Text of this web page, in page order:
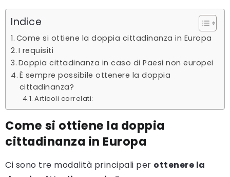
Indice
Come si ottiene la doppia cittadinanza in Europa
I requisiti
Doppia cittadinanza in caso di Paesi non europei
È sempre possibile ottenere la doppia
cittadinanza?
Articoli correlati:
Come si ottiene la doppia
cittadinanza in Europa
Ci sono tre modalità principali per ottenere la